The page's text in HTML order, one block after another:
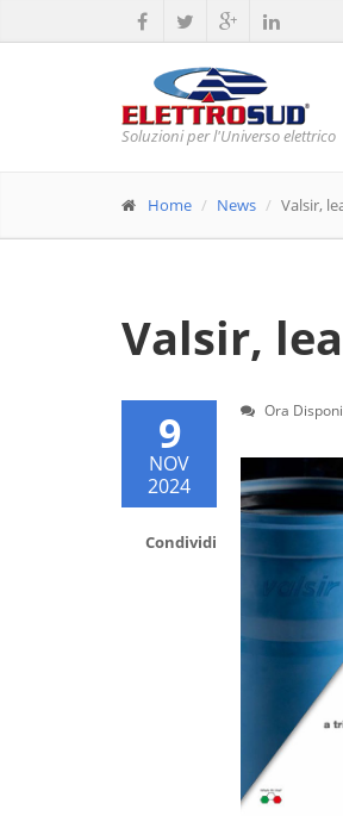
Soluzioni per l'Universo elettrico
Home News Valsir,
Valsir,
9
NOV
2024
Condividi
Ora